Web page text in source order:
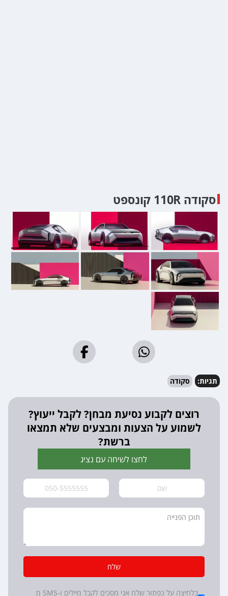
סקודה 110R קונספט
תגיות: סקודה
רוצים לקבוע נסיעת מבחן? לקבל ייעוץ?
לשמוע על הצעות ומבצעים שלא תמצאו
ברשת?
לחצו לשיחה עם נציג
שלח
בלחיצה על כפתור שלח אני מסכים לקבל מיילים ו-SMS מ